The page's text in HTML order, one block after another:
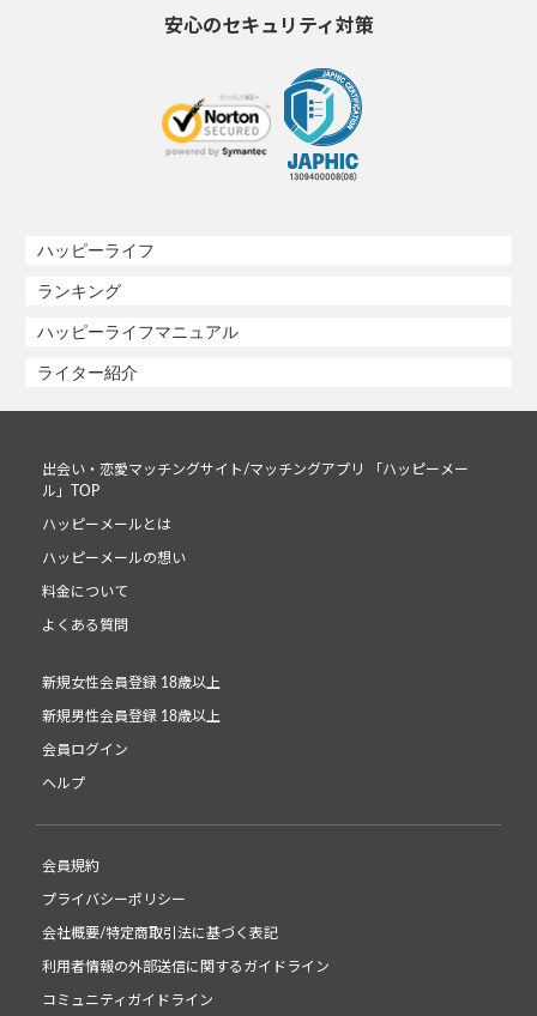
安心のセキュリティ対策
ハッピーライフ
ランキング
ハッピーライフマニュアル
ライター紹介
出会い・恋愛マッチングサイト/マッチングアプリ 「ハッピーメー
ル」TOP
ハッピーメールとは
ハッピーメールの想い
料金について
よくある質問
新規女性会員登録 18歳以上
新規男性会員登録 18歳以上
会員ログイン
ヘルプ
会員規約
プライバシーポリシー
会社概要/特定商取引法に基づく表記
利用者情報の外部送信に関するガイドライン
コミュニティガイドライン